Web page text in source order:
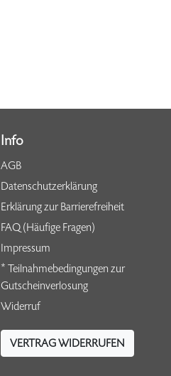
Info
AGB
Datenschutzerklärung
Erklärung zur Barrierefreiheit
FAQ (Häufige Fragen)
Impressum
* Teilnahmebedingungen zur
Gutscheinverlosung
Widerruf
VERTRAG WIDERRUFEN